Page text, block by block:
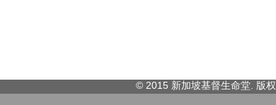
© 2015 新加坡基督生命堂. 版权